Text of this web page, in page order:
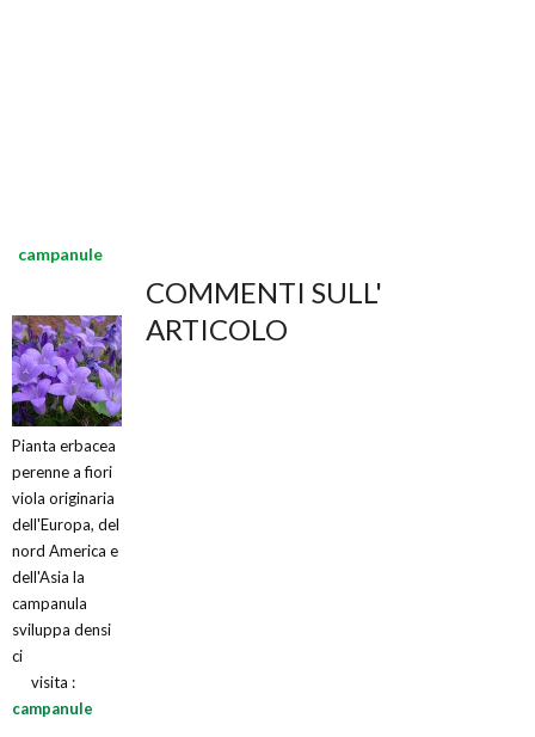
campanule
Pianta erbacea
perenne a fiori
viola originaria
dell'Europa, del
nord America e
dell'Asia la
campanula
sviluppa densi
ci
visita :
campanule
COMMENTI SULL'
ARTICOLO